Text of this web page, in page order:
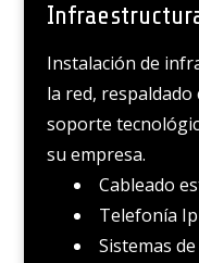
Instalación de
la red,
soporte
su empresa.
Cableado
Telefonía
Sistemas